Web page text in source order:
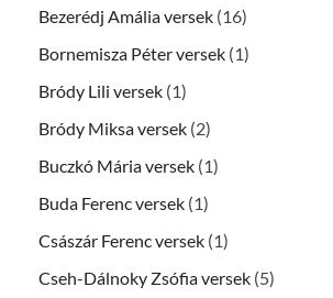
Bezerédj Amália versek (16)
Bornemisza Péter versek (1)
Bródy Lili versek (1)
Bródy Miksa versek (2)
Buczkó Mária versek (1)
Buda Ferenc versek (1)
Császár Ferenc versek (1)
Cseh-Dálnoky Zsófia versek (5)